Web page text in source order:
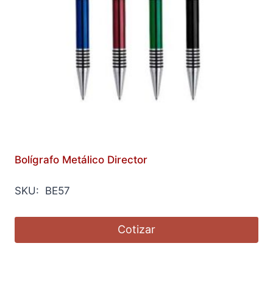
Bolígrafo Metálico Director
SKU: BE57
Cotizar